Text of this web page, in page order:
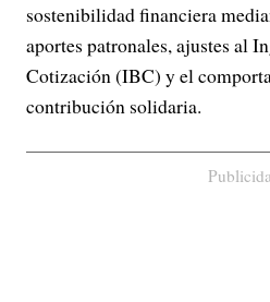
sostenibilidad financiera
aportes patronales, ajustes al
Cotización (IBC) y el
contribución solidaria.